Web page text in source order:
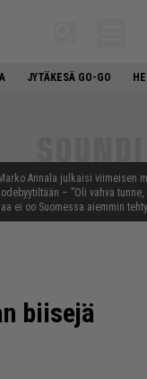
JYTÄKESÄ GO-GO
Marko Annala julkaisi viimeisen
– ”Oli vahva
ei oo Suomessa aiemmin
biisejä